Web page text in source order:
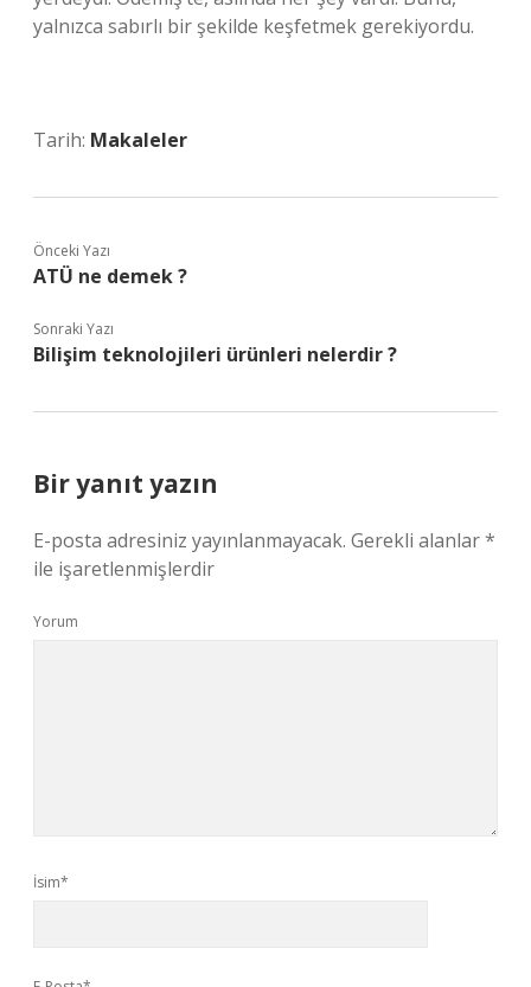
yalnızca sabırlı bir şekilde keşfetmek gerekiyordu.
Tarih: Makaleler
Önceki Yazı
ATÜ ne demek ?
Sonraki Yazı
Bilişim teknolojileri ürünleri nelerdir ?
Bir yanıt yazın
E-posta adresiniz yayınlanmayacak. Gerekli alanlar*
ile işaretlenmişlerdir
Yorum
İsim*